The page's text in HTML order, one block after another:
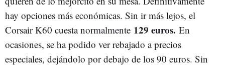
hay opciones más económicas. Sin ir más lejos, el
Corsair K60 cuesta normalmente 129 euros. En
ocasiones, se ha podido ver rebajado a precios
especiales, dejándolo por debajo de los 90 euros. Sin